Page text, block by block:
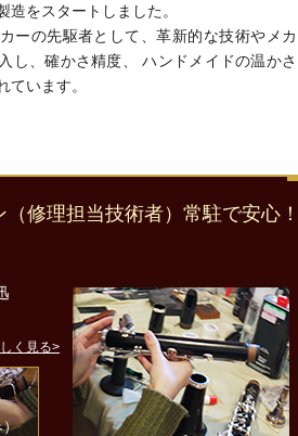
造をスタートしました。
ーの先駆者として、革新的な技術やメカ
し、確かさ精度、 ハンドメイドの温かさ
ています。
修理担当技術者）常駐で安心！
く見る>
）